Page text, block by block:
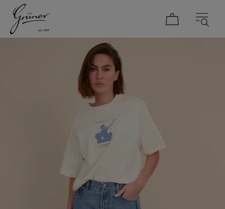
HERREN